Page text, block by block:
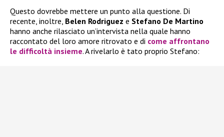
Questo dovrebbe mettere un punto alla questione. Di
recente, inoltre, Belen Rodriguez e Stefano De Martino
hanno anche rilasciato un’intervista nella quale hanno
raccontato del loro amore ritrovato e di come affrontano
le difficoltà insieme. A rivelarlo è tato proprio Stefano: